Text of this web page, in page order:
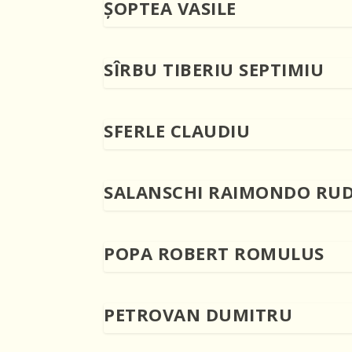
ŞOPTEA VASILE
SÎRBU TIBERIU SEPTIMIU
SFERLE CLAUDIU
SALANSCHI RAIMONDO
POPA ROBERT ROMULUS
PETROVAN DUMITRU